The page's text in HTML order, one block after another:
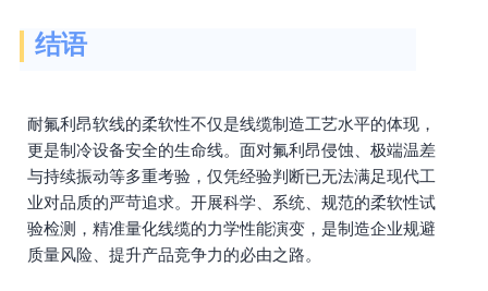
结语
耐氟利昂软线的柔软性不仅是线缆制造工艺水平的体现，
更是制冷设备安全的生命线。面对氟利昂侵蚀、极端温差
与持续振动等多重考验，仅凭经验判断已无法满足现代工
业对品质的严苛追求。开展科学、系统、规范的柔软性试
验检测，精准量化线缆的力学性能演变，是制造企业规避
质量风险、提升产品竞争力的必由之路。